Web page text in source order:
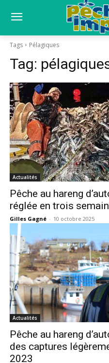
Tags Pélagiques
Tag:
Actualités
Pêche au hareng
réglée en trois
Gilles Gagné - 10 octobre 2025
Actualités
Pêche au hareng
des captures
2023